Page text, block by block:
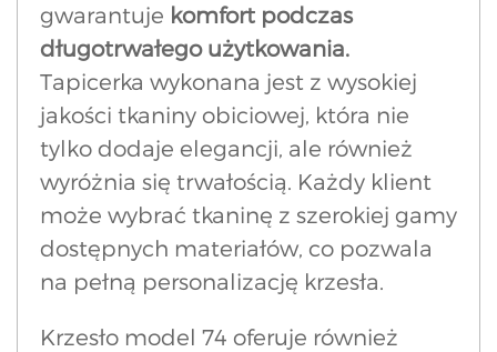
gwarantuje komfort podczas
długotrwałego użytkowania.
Tapicerka wykonana jest z wysokiej
jakości tkaniny obiciowej, która nie
tylko dodaje elegancji, ale również
wyróżnia się trwałością. Każdy klient
może wybrać tkaninę z szerokiej gamy
dostępnych materiałów, co pozwala
na pełną personalizację krzesła.
Krzesło model 74 oferuje również